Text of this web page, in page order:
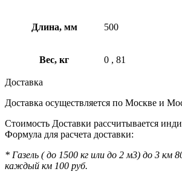
Длина, мм 500
Вес, кг 0 , 81
Доставка
Доставка осуществляется по Москве и
Стоимость Доставки рассчитывается
Формула для расчета доставки:
* Газель ( до 1500 кг или до 2 м3) до 3 км
каждый км 100 руб.